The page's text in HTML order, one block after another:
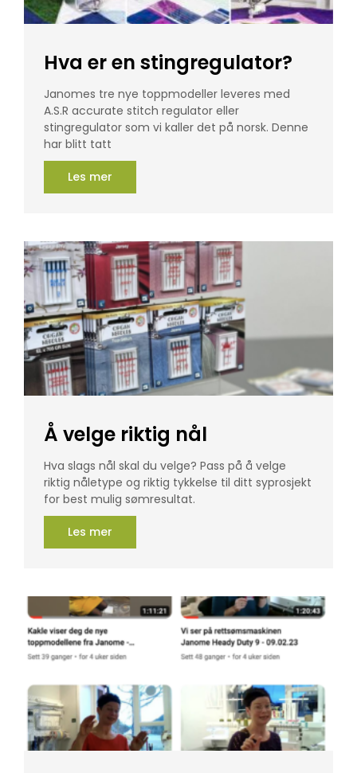
Hva er en stingregulator?
Janomes tre nye toppmodeller leveres med
A.S.R accurate stitch regulator eller
stingregulator som vi kaller det på norsk. Denne
har blitt tatt
Les mer
Å velge riktig nål
Hva slags nål skal du velge? Pass på å velge
riktig nåletype og riktig tykkelse til ditt syprosjekt
for best mulig sømresultat.
Les mer